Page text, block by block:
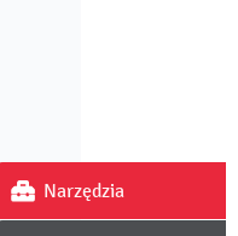
Narzędzia